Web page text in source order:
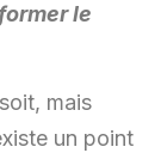
le
mais
un point